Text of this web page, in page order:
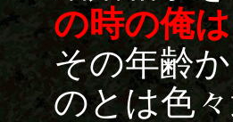
の時の俺
その年齢
のとは色